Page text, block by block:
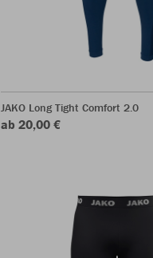
JAKO Long Tight Comfort 2.0
ab 20,00 €